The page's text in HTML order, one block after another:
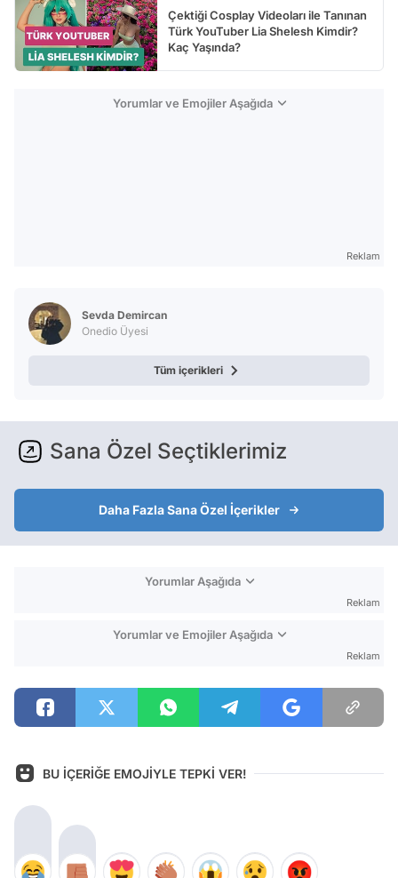
Çektiği Cosplay Videoları ile Tanınan
Türk YouTuber Lia Shelesh Kimdir?
Kaç Yaşında?
Yorumlar ve Emojiler Aşağıda
Reklam
Sevda Demircan
Onedio Üyesi
Tüm içerikleri
Sana Özel Seçtiklerimiz
Daha Fazla Sana Özel İçerikler
Yorumlar Aşağıda
Reklam
Yorumlar ve Emojiler Aşağıda
Reklam
BU İÇERİĞE EMOJİYLE TEPKİ VER!